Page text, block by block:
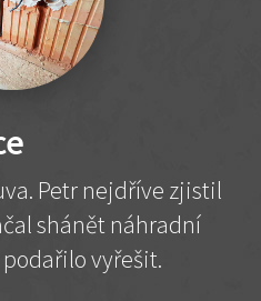
Petr nejdříve zjistil
shánět náhradní
vyřešit.